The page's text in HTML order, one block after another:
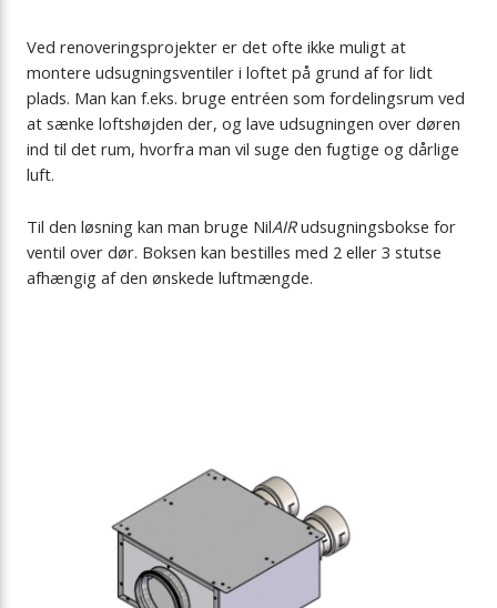
Ved renoveringsprojekter er det ofte ikke muligt at
montere udsugningsventiler i loftet på grund af for lidt
plads. Man kan f.eks. bruge entréen som fordelingsrum ved
at sænke loftshøjden der, og lave udsugningen over døren
ind til det rum, hvorfra man vil suge den fugtige og dårlige
luft.
Til den løsning kan man bruge NilAIRudsugningsbokse for
ventil over dør. Boksen kan bestilles med 2 eller 3 stutse
afhængig af den ønskede luftmængde.